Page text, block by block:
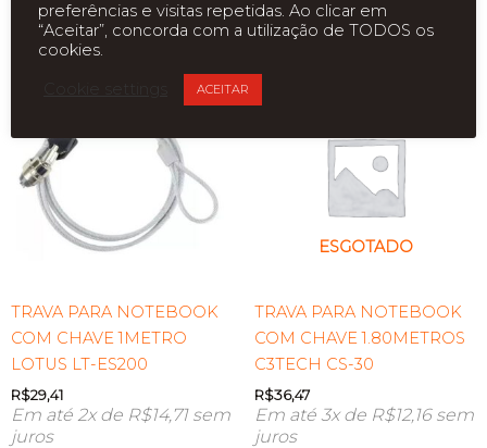
Produtos relacionados
TRAVA PARA NOTEBOOK
COM CHAVE 1METRO
LOTUS LT-ES200
R$29,41
Em até 2x de R$14,71sem
juros
ESGOTADO
TRAVA PARA NOTEBOOK
COM CHAVE 1.80METROS
C3TECH CS-30
R$36,47
Em até 3x de R$12,16sem
juros
preferências e visitas repetidas. Ao clicar em
“Aceitar”, concorda com a utilização de TODOS os
cookies.
ACEITAR